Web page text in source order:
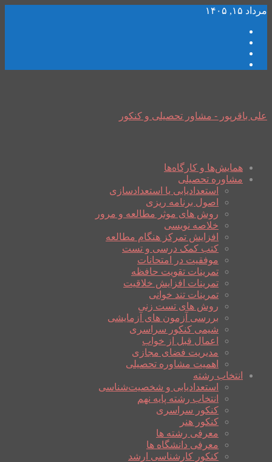
مرداد ۱۵, ۱۴۰۵
علی باقرپور - مشاور تحصیلی و کنکور
همایش‌ها و کارگاه‌ها
مشاوره تحصیلی
استعدادیابی یا استعدادسازی
اصول برنامه ریزی
روش های موثر مطالعه و مرور
خلاصه نویسی
افزایش تمرکز هنگام مطالعه
کتب کمک درسی و تست
موفقیت در امتحانات
تمرینات تقویت حافظه
تمرینات افزایش خلاقیت
تمرینات تند خوانی
روش های تست زنی
بررسی آزمون های آزمایشی
شیمی کنکور سراسری
اعمال قبل از خواب
مدیریت فضای مجازی
اهمیت مشاوره تحصیلی
انتخاب رشته
استعدادیابی و شخصیت‌شناسی
انتخاب رشته پایه نهم
کنکور سراسری
کنکور هنر
معرفی رشته ها
معرفی دانشگاه ها
کنکور کارشناسی ارشد